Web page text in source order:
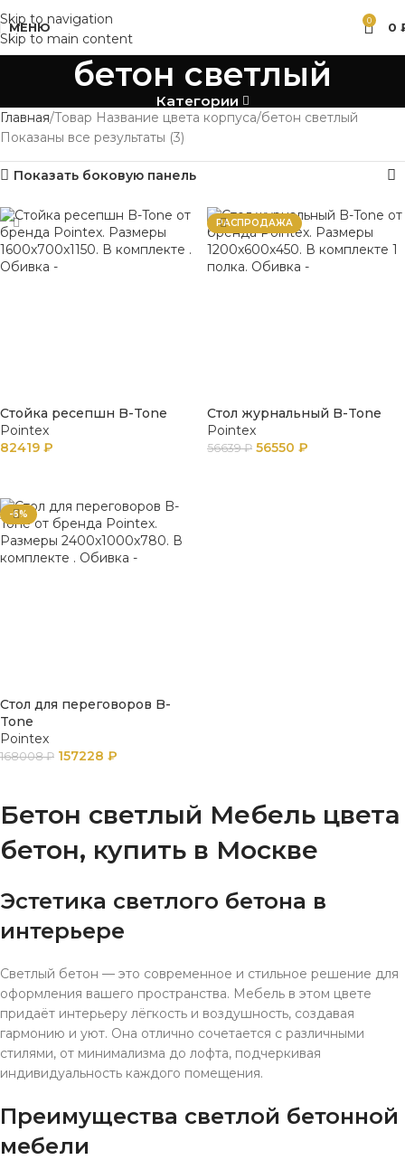
Skip to navigation
Skip to main content
МЕНЮ 0 0
бетон светлый
Категории
Главная Товар Название цвета корпуса бетон светлый
Показаны все результаты (3)
Показать боковую панель
Стойка ресепшн B-Tone
Pointex
82419 ₽
РАСПРОДАЖА
Стол журнальный B-Tone
Pointex
56639₽ 56550 ₽
-6%
Стол для переговоров B-
Tone
Pointex
168008₽ 157228 ₽
Бетон светлый Мебель цвета
бетон, купить в Москве
Эстетика светлого бетона в
интерьере
Светлый бетон — это современное и стильное решение для
оформления вашего пространства. Мебель в этом цвете
придаёт интерьеру лёгкость и воздушность, создавая
гармонию и уют. Она отлично сочетается с различными
стилями, от минимализма до лофта, подчеркивая
индивидуальность каждого помещения.
Преимущества светлой бетонной
мебели